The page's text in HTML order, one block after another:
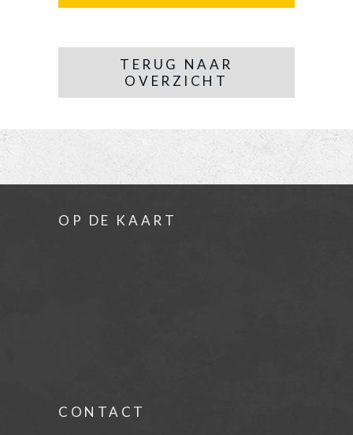
TERUG NAAR
OVERZICHT
OP DE KAART
CONTACT